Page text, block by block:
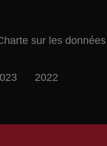
sur les
2022